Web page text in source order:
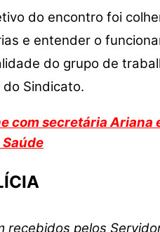
e do encontro foi
e entender o
do grupo de
Sindicato.
com secretária
recebidos pelos